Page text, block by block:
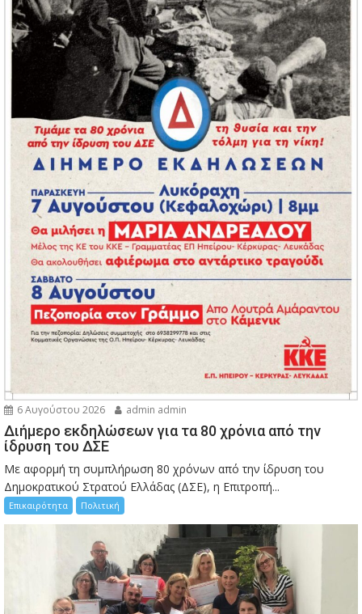
6 Αυγούστου 2026 admin admin
Διήμερο εκδηλώσεων για τα 80 χρόνια από την
ίδρυση του ΔΣΕ
Με αφορμή τη συμπλήρωση 80 χρόνων από την ίδρυση του
Δημοκρατικού Στρατού Ελλάδας (ΔΣΕ), η Επιτροπή...
Επικαιρότητα Πολιτική